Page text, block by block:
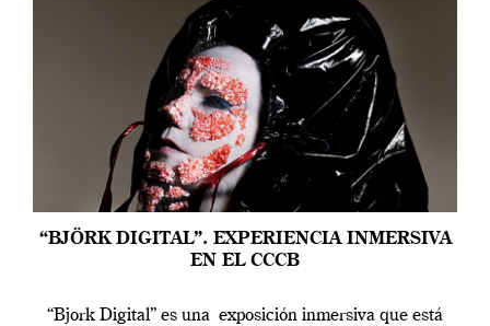
“BJÖRK DIGITAL”. EXPERIENCIA INMERSIVA
EN EL CCCB
“Bjork Digital” es una exposición inmersiva que está